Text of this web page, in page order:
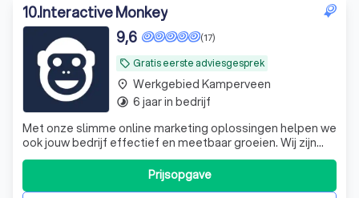
10.Interactive Monkey
local_offer Gratis eerste adviesgesprek
(17)
9,6
Met onze slimme online marketing oplossingen helpen we
ook jouw bedrijf effectief en meetbaar groeien. Wij zijn
Interactive Monkey, jouw full-service online marketing
Prijsopgave
place Werkgebied Kamperveen
timelapse 6 jaar in bedrijf